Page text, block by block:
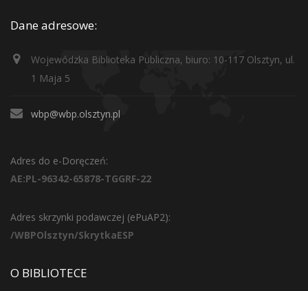
Dane adresowe:
Wojewódzka Biblioteka Publiczna, biuro: 10-117 Olsztyn, ul.
1 Maja 5
wbp@wbp.olsztyn.pl
Adres do e-Doręczeń:
AE:PL-96342-65878-TGGRF-22
Adres skrzynki podawczej (ePuAP2):
/WBPOlsztyn/SkrytkaESP
O BIBLIOTECE